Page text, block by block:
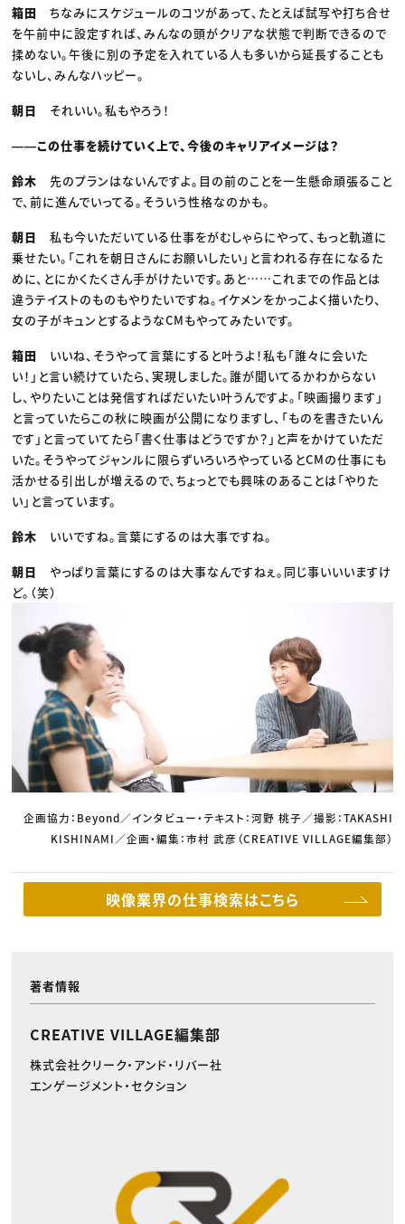
箱田
ちなみにスケジュールのコツがあって、たとえば試写や打ち合せ
を午前中に設定すれば、みんなの頭がクリアな状態で判断できるので
揉めない。午後に別の予定を入れている人も多いから延長することも
ないし、みんなハッピー。
朝日 それいい。私もやろう！
――この仕事を続けていく上で、今後のキャリアイメージは？
鈴木 先のプランはないんですよ。目の前のことを一生懸命頑張ること
で、前に進んでいってる。そういう性格なのかも。
朝日
私も今いただいている仕事をがむしゃらにやって、もっと軌道に
乗せたい。「これを朝日さんにお願いしたい」と言われる存在になるた
めに、とにかくたくさん手がけたいです。あと……これまでの作品とは
違うテイストのものもやりたいですね。イケメンをかっこよく描いたり、
女の子がキュンとするようなCMもやってみたいです。
箱田
いいね、そうやって言葉にすると叶うよ！私も「誰々に会いた
い！」と言い続けていたら、実現しました。誰が聞いてるかわからない
し、やりたいことは発信すればだいたい叶うんですよ。「映画撮ります」
と言っていたらこの秋に映画が公開になりますし、「ものを書きたいん
です」と言っていてたら「書く仕事はどうですか？」と声をかけていただ
いた。そうやってジャンルに限らずいろいろやっているとCMの仕事にも
活かせる引出しが増えるので、ちょっとでも興味のあることは「やりた
い」と言っています。
鈴木 いいですね。言葉にするのは大事ですね。
朝日
やっぱり言葉にするのは大事なんですねぇ。同じ事いいいますけ
ど。（笑）
企画協力：Beyond／インタビュー・テキスト：河野 桃子／撮影：TAKASHI
KISHINAMI／企画・編集：市村 武彦（CREATIVE VILLAGE編集部）
映像業界の仕事検索はこちら
著者情報
CREATIVE VILLAGE編集部
株式会社クリーク・アンド・リバー社
エンゲージメント・セクション